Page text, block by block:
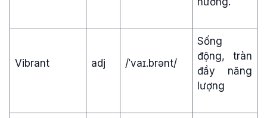
Vibrant adj /ˈvaɪ.brənt/
Sống
động, tràn
đầy năng
lượng